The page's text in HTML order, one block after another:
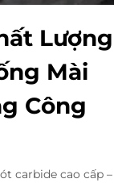
Lượng
Mài
Công
carbide cao cấp –